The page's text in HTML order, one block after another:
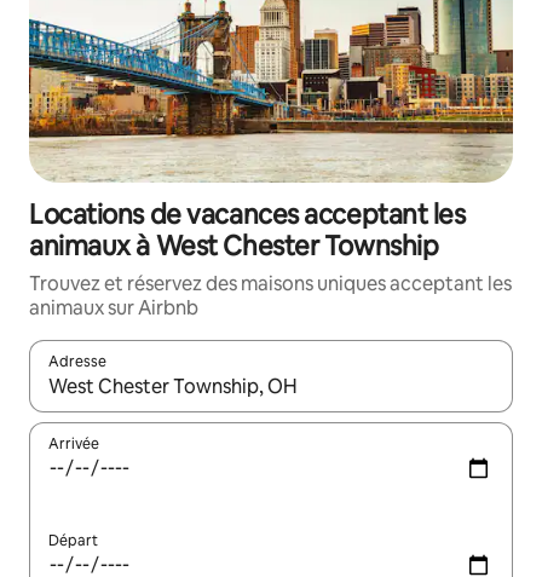
Locations de vacances acceptant les
animaux à West Chester Township
Trouvez et réservez des maisons uniques acceptant les
animaux sur Airbnb
Adresse
Lorsque les résultats s'affichent, utilisez les flèches vers le
Arrivée
Départ